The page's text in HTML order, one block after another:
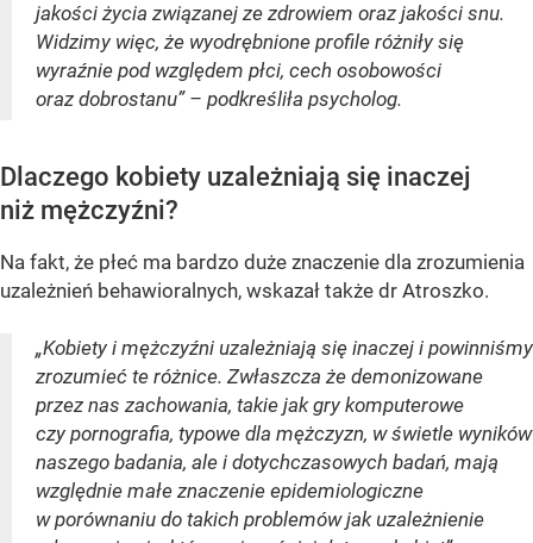
jakości życia związanej ze zdrowiem oraz jakości snu.
Widzimy więc, że wyodrębnione profile różniły się
wyraźnie pod względem płci, cech osobowości
oraz dobrostanu” – podkreśliła psycholog.
Dlaczego kobiety uzależniają się inaczej
niż mężczyźni?
Na fakt, że płeć ma bardzo duże znaczenie dla zrozumienia
uzależnień behawioralnych, wskazał także dr Atroszko.
„Kobiety i mężczyźni uzależniają się inaczej i powinniśmy
zrozumieć te różnice. Zwłaszcza że demonizowane
przez nas zachowania, takie jak gry komputerowe
czy pornografia, typowe dla mężczyzn, w świetle wyników
naszego badania, ale i dotychczasowych badań, mają
względnie małe znaczenie epidemiologiczne
w porównaniu do takich problemów jak uzależnienie